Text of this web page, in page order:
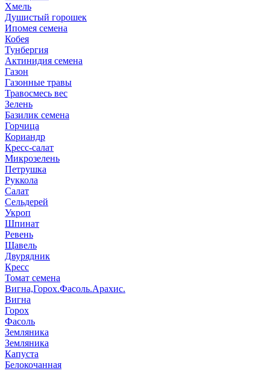
Хмель
Душистый горошек
Ипомея семена
Кобея
Тунбергия
Актинидия семена
Газон
Газонные травы
Травосмесь вес
Зелень
Базилик семена
Горчица
Кориандр
Кресс-салат
Микрозелень
Петрушка
Руккола
Салат
Сельдерей
Укроп
Шпинат
Ревень
Щавель
Двурядник
Кресс
Томат семена
Вигна,Горох.Фасоль.Арахис.
Вигна
Горох
Фасоль
Земляника
Земляника
Капуста
Белокочанная